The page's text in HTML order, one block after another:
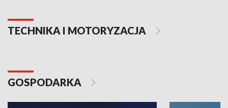
TECHNIKA I MOTORYZACJA
GOSPODARKA